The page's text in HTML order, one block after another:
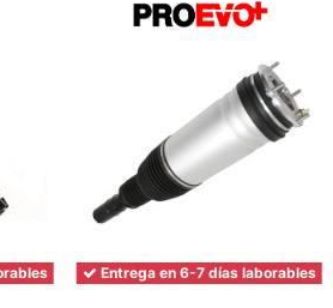
Entrega en 6-7 días laborables